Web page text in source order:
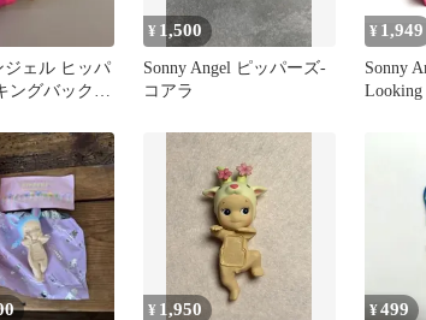
ジェル ヒッパ
ングバックシ
¥ 1,500
Sonny Angel ピッパーズ-
コアラ
¥ 1,949
Sonny
Looking
¥ 1,950 ¥499